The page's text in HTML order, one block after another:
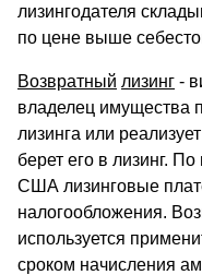
лизингодателя
по цене выше
Возвратный лизинг -
владелец имущества
лизинга или
берет его в лизинг.
США лизинговые
налогообложения.
используется
сроком начисления